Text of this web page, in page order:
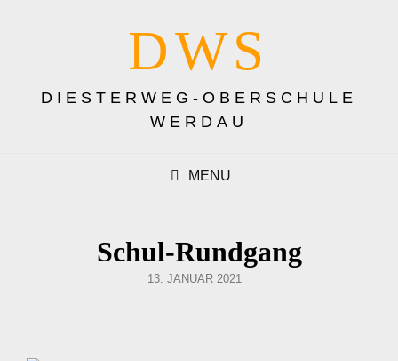
DWS
DIESTERWEG-OBERSCHULE
WERDAU
MENU
Schul-Rundgang
POSTED
13. JANUAR 2021